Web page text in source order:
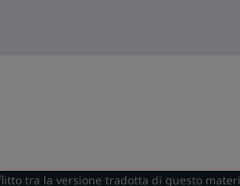
tra la versione tradotta di questo